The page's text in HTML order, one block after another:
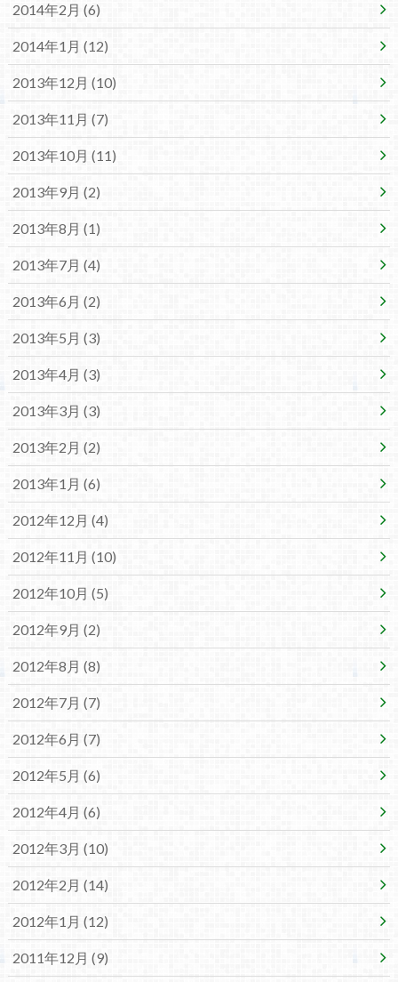
2014年2月 (6)
2014年1月 (12)
2013年12月 (10)
2013年11月 (7)
2013年10月 (11)
2013年9月 (2)
2013年8月 (1)
2013年7月 (4)
2013年6月 (2)
2013年5月 (3)
2013年4月 (3)
2013年3月 (3)
2013年2月 (2)
2013年1月 (6)
2012年12月 (4)
2012年11月 (10)
2012年10月 (5)
2012年9月 (2)
2012年8月 (8)
2012年7月 (7)
2012年6月 (7)
2012年5月 (6)
2012年4月 (6)
2012年3月 (10)
2012年2月 (14)
2012年1月 (12)
2011年12月 (9)